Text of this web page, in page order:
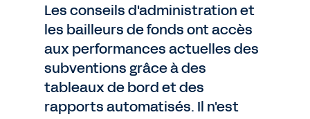
Les conseils d'administration et
les bailleurs de fonds ont accès
aux performances actuelles des
subventions grâce à des
tableaux de bord et des
rapports automatisés. Il n'est